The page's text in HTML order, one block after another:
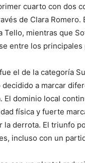
cuarto con dos
de Clara
Tello, mientras que
entre los principales
el de la categoría
a marcar
dominio local
física y fuerte
derrota. El triunfo
incluso con un